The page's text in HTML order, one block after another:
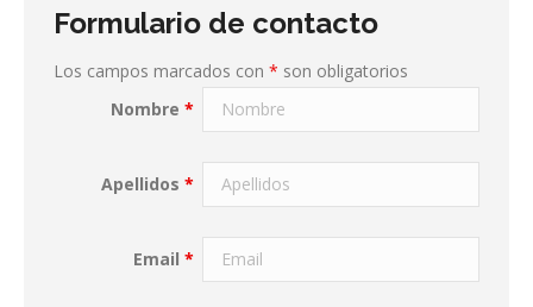
Formulario de contacto
Los campos marcados con * son obligatorios
Nombre*
Apellidos*
Email*